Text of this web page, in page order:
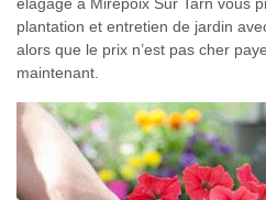
plantation et entretien de jardin
alors que le prix n’est pas cher
maintenant.